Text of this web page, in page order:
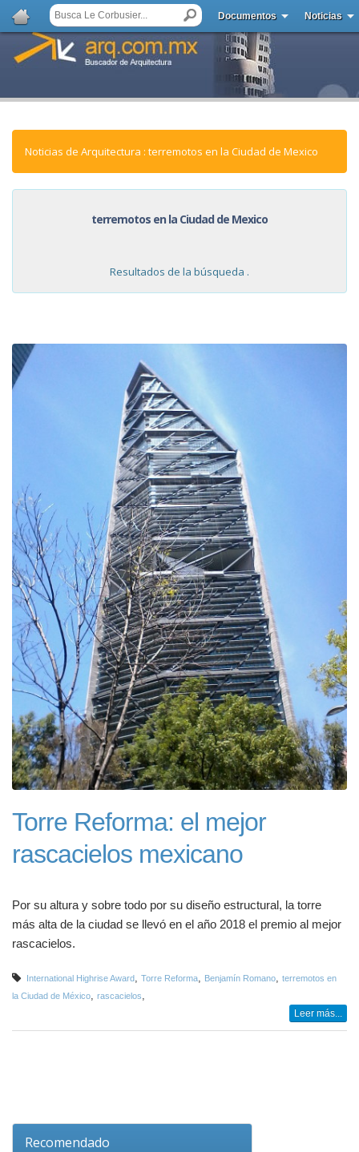
Documentos Noticias
Noticias de Arquitectura : terremotos en la Ciudad de Mexico
terremotos en la Ciudad de Mexico
Resultados de la búsqueda .
Torre Reforma: el mejor
rascacielos mexicano
Por su altura y sobre todo por su diseño estructural, la torre
más alta de la ciudad se llevó en el año 2018 el premio al mejor
rascacielos.
International Highrise Award Torre Reforma Benjamín Romano
terremotos en
la Ciudad de México
rascacielos
Leer más...
Recomendado